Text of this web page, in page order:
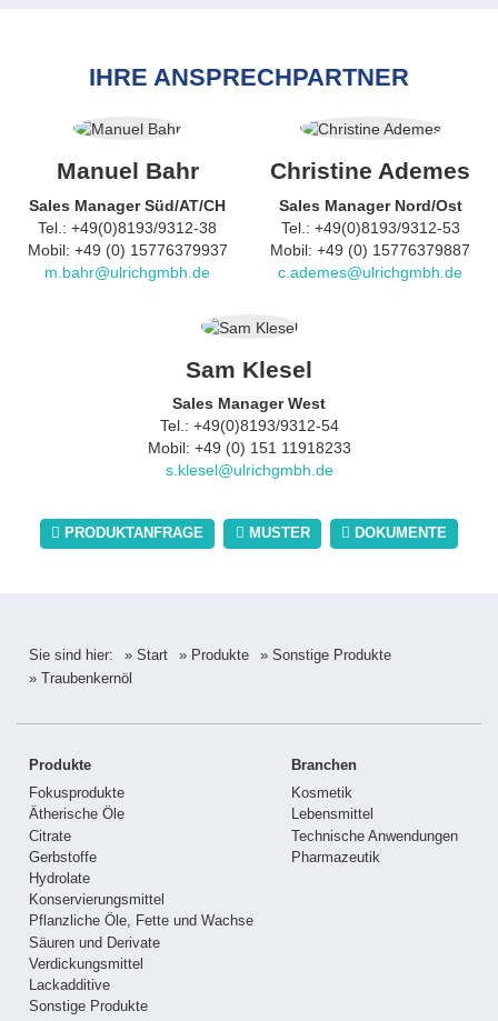
IHRE ANSPRECHPARTNER
Manuel Bahr
Sales Manager Süd/AT/CH
Tel.: +49(0)8193/9312-38
Mobil: +49 (0) 15776379937
m.bahr@ulrichgmbh.de
Christine Ademes
Sales Manager Nord/Ost
Tel.: +49(0)8193/9312-53
Mobil: +49 (0) 15776379887
c.ademes@ulrichgmbh.de
Sam Klesel
Sales Manager West
Tel.: +49(0)8193/9312-54
Mobil: +49 (0) 151 11918233
s.klesel@ulrichgmbh.de
PRODUKTANFRAGE MUSTER DOKUMENTE
Sie sind hier: » Start » Produkte
» Sonstige Produkte
» Traubenkernöl
Produkte
Fokusprodukte
Ätherische Öle
Citrate
Gerbstoffe
Hydrolate
Konservierungsmittel
Pflanzliche Öle, Fette und Wachse
Säuren und Derivate
Verdickungsmittel
Lackadditive
Sonstige Produkte
Branchen
Kosmetik
Lebensmittel
Technische Anwendungen
Pharmazeutik